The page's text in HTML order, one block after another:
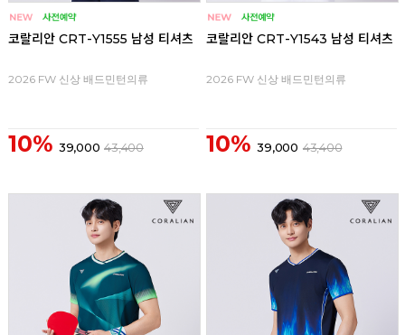
코랄리안 CRT-Y1555 남성 티셔츠
2026 FW 신상 배드민턴의류
10% 39,000 43,400
코랄리안 CRT-Y1543 남성 티셔츠
2026 FW 신상 배드민턴의류
10% 39,000 43,400